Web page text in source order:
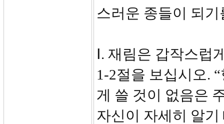
스러운 종들이 되
Ⅰ. 재림은 갑작스럽
1-2절을 보십시오.
게 쓸 것이 없음은
자신이 자세히 알